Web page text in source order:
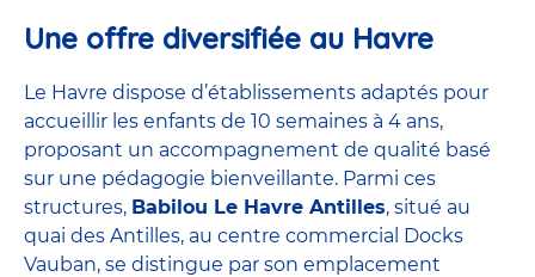
Une offre diversifiée au Havre
Le Havre dispose d’établissements adaptés pour
accueillir les enfants de 10 semaines à 4 ans,
proposant un accompagnement de qualité basé
sur une pédagogie bienveillante. Parmi ces
structures, Babilou Le Havre Antilles, situé au
quai des Antilles, au centre commercial Docks
Vauban, se distingue par son emplacement